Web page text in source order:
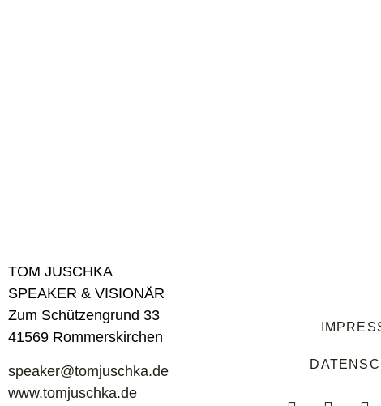
TOM JUSCHKA
SPEAKER & VISIONÄR
Zum Schützengrund 33
41569 Rommerskirchen
speaker@tomjuschka.de
www.tomjuschka.de